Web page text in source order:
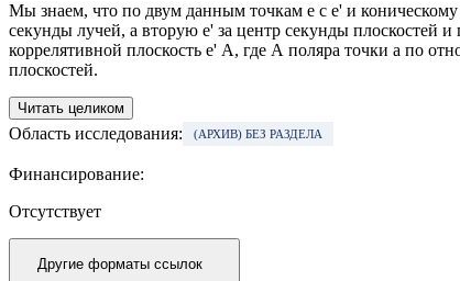
Мы знаем, что по двум данным точкам е с е' и
секунды лучей, а вторую е' за центр секунды плоскостей
коррелятивной плоскость е' А, где А поляра точки а по
плоскостей.
Читать целиком
Область исследования: (АРХИВ) БЕЗ РАЗДЕЛА
Финансирование:
Отсутствует
Другие форматы ссылок